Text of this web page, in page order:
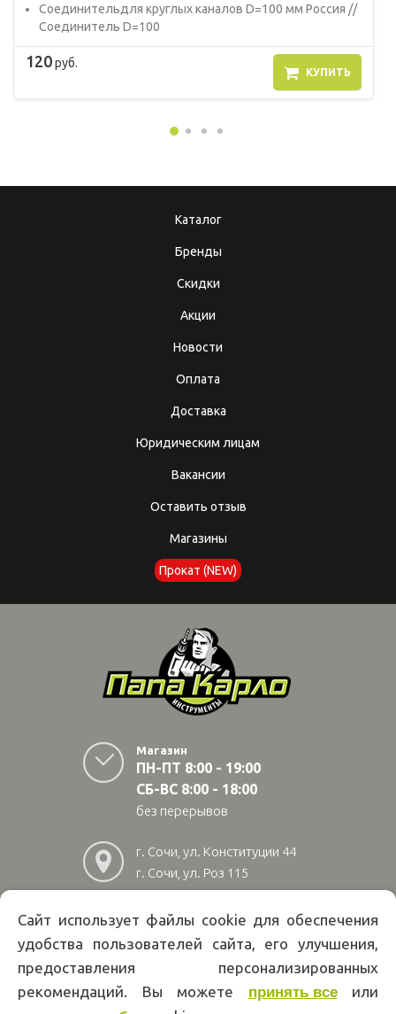
Соединительдля круглых каналов D=100 мм Россия //
Соединитель D=100
120руб.
КУПИТЬ
Каталог
Бренды
Скидки
Акции
Новости
Оплата
Доставка
Юридическим лицам
Вакансии
Оставить отзыв
Магазины
Прокат (NEW)
Магазин
ПН-ПТ 8:00 - 19:00
СБ-ВС 8:00 - 18:00
без перерывов
г. Сочи, ул. Конституции 44
г. Сочи, ул. Роз 115
г. Адлер, ул Авиационная
28/10
222 02 01
офертой. Указанные цены действуют только при оформлении заказа
Сайт использует файлы cookie для обеспечения
удобства пользователей сайта, его улучшения,
предоставления персонализированных
рекомендаций. Вы можете принять всеили